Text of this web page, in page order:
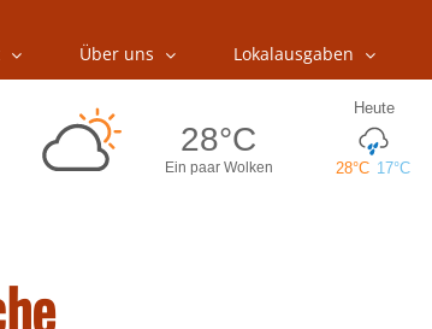
Über uns Lokalausgaben